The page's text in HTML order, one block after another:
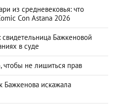
из средневековья: что
Con Astana 2026
свидетельница Бажкеновой
в суде
не лишиться прав
Бажкенова искажала